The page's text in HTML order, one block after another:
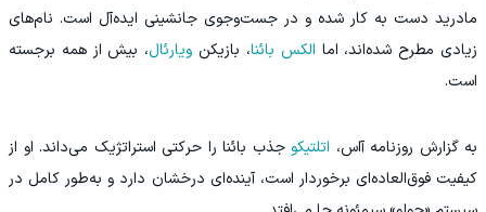
مادرید دست به کار شده و در جست‌وجوی جانشینی ایده‌آل است. نام‌های
زیادی مطرح شده‌اند، اما الکس بائنا، بازیکن ویارئال، بیش از همه برجسته
است.
به گزارش روزنامه آاس، اتلتیکو جذب بائنا را حرکتی استراتژیک می‌داند. او از
کیفیت فوق‌العاده‌ای برخوردار است، آینده‌ای درخشان دارد و به‌طور کامل در